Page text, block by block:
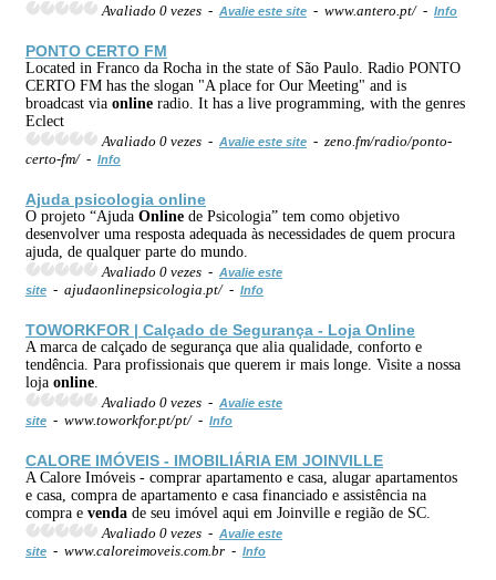
Avaliado 0 vezes - Avalie este site - www.antero.pt/ - Info
PONTO CERTO FM
Located in Franco da Rocha in the state of São Paulo. Radio PONTO
CERTO FM has the slogan "A place for Our Meeting" and is
broadcast via online radio. It has a live programming, with the genres
Eclect
Avaliado 0 vezes - Avalie este site - zeno.fm/radio/ponto-
certo-fm/ - Info
Ajuda psicologia online
O projeto “Ajuda Online de Psicologia” tem como objetivo
desenvolver uma resposta adequada às necessidades de quem procura
ajuda, de qualquer parte do mundo.
Avaliado 0 vezes - Avalie este
site - ajudaonlinepsicologia.pt/ - Info
TOWORKFOR | Calçado de Segurança - Loja Online
A marca de calçado de segurança que alia qualidade, conforto e
tendência. Para profissionais que querem ir mais longe. Visite a nossa
loja online
Avaliado 0 vezes - Avalie este
site - www.toworkfor.pt/pt/ - Info
CALORE IMÓVEIS - IMOBILIÁRIA EM JOINVILLE
A Calore Imóveis - comprar apartamento e casa, alugar apartamentos
e casa, compra de apartamento e casa financiado e assistência na
compra e venda de seu imóvel aqui em Joinville e região de SC.
Avaliado 0 vezes - Avalie este
site - www.caloreimoveis.com.br - Info